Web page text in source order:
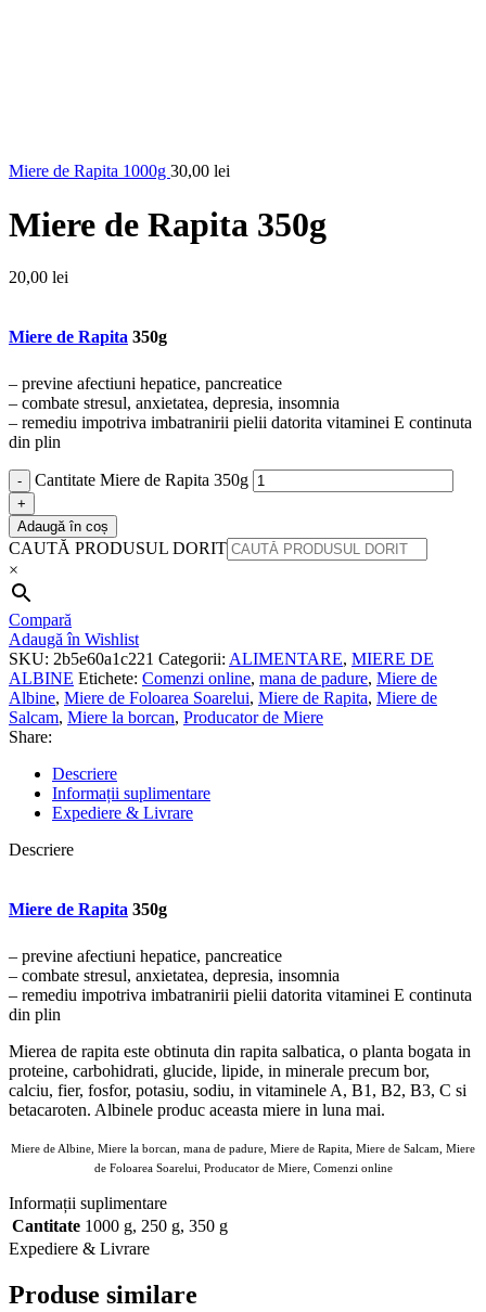
Miere de Rapita 1000g 30,00 lei
Miere de Rapita 350g
20,00 lei
Miere de Rapita 350g
– previne afectiuni hepatice, pancreatice
– combate stresul, anxietatea, depresia, insomnia
– remediu impotriva imbatranirii pielii datorita vitaminei E continuta
din plin
Cantitate Miere de Rapita 350g
Adaugă în coș
CAUTĂ PRODUSUL DORIT
×
Compară
Adaugă în Wishlist
SKU: 2b5e60a1c221 Categorii: ALIMENTARE, MIERE DE
ALBINE Etichete: Comenzi online, mana de padure, Miere de
Albine, Miere de Foloarea Soarelui, Miere de Rapita, Miere de
Salcam, Miere la borcan, Producator de Miere
Share:
Descriere
Informații suplimentare
Expediere & Livrare
Descriere
Miere de Rapita 350g
– previne afectiuni hepatice, pancreatice
– combate stresul, anxietatea, depresia, insomnia
– remediu impotriva imbatranirii pielii datorita vitaminei E continuta
din plin
Mierea de rapita este obtinuta din rapita salbatica, o planta bogata in
proteine, carbohidrati, glucide, lipide, in minerale precum bor,
calciu, fier, fosfor, potasiu, sodiu, in vitaminele A, B1, B2, B3, C si
betacaroten. Albinele produc aceasta miere in luna mai.
Miere de Albine, Miere la borcan, mana de padure, Miere de Rapita, Miere de Salcam, Miere
de Foloarea Soarelui, Producator de Miere, Comenzi online
Informații suplimentare
Cantitate 1000 g, 250 g, 350 g
Expediere & Livrare
Produse similare